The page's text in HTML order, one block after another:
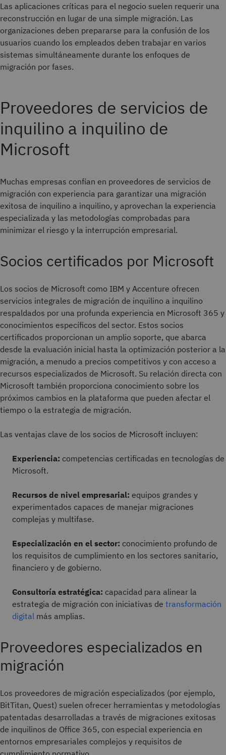
Las aplicaciones críticas para el negocio suelen requerir una
reconstrucción en lugar de una simple migración. Las
organizaciones deben prepararse para la confusión de los
usuarios cuando los empleados deben trabajar en varios
sistemas simultáneamente durante los enfoques de
migración por fases.
Proveedores de servicios de
inquilino a inquilino de
Microsoft
Muchas empresas confían en proveedores de servicios de
migración con experiencia para garantizar una migración
exitosa de inquilino a inquilino, y aprovechan la experiencia
especializada y las metodologías comprobadas para
minimizar el riesgo y la interrupción empresarial.
Socios certificados por Microsoft
Los socios de Microsoft como IBM y Accenture ofrecen
servicios integrales de migración de inquilino a inquilino
respaldados por una profunda experiencia en Microsoft 365 y
conocimientos específicos del sector. Estos socios
certificados proporcionan un amplio soporte, que abarca
desde la evaluación inicial hasta la optimización posterior a la
migración, a menudo a precios competitivos y con acceso a
recursos especializados de Microsoft. Su relación directa con
Microsoft también proporciona conocimiento sobre los
próximos cambios en la plataforma que pueden afectar el
tiempo o la estrategia de migración.
Las ventajas clave de los socios de Microsoft incluyen:
Experiencia: competencias certificadas en tecnologías de
Microsoft.
Recursos de nivel empresarial: equipos grandes y
experimentados capaces de manejar migraciones
complejas y multifase.
Especialización en el sector: conocimiento profundo de
los requisitos de cumplimiento en los sectores sanitario,
financiero y de gobierno.
Consultoría estratégica: capacidad para alinear la
estrategia de migración con iniciativas de transformación
digital más amplias.
Proveedores especializados en
migración
Los proveedores de migración especializados (por ejemplo,
BitTitan, Quest) suelen ofrecer herramientas y metodologías
patentadas desarrolladas a través de migraciones exitosas
de inquilinos de Office 365, con especial experiencia en
entornos empresariales complejos y requisitos de